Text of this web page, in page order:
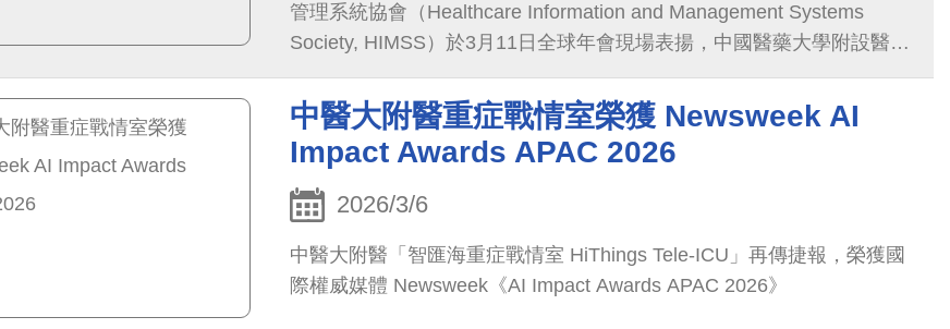
管理系統協會（Healthcare Information and Management Systems
Society, HIMSS）於3月11日全球年會現場表揚，中國醫藥大學附設醫院
於2025年數位健康指標（Digital Health Indicator, DHI）評比中，以 400
分滿分、四大面向皆達100% 的成績，成為 2025年全球唯一獲得DHI滿
分的醫療機構，亦是全台唯一二度獲得DHI滿分並完成HIMSS四項Stage
7最高等級認證的醫院，展現智慧醫院建置與數位轉型成果已達國際水
準。
中醫大附醫重症戰情室榮獲 Newsweek AI
Impact Awards APAC 2026
2026/3/6
中醫大附醫「智匯海重症戰情室 HiThings Tele-ICU」再傳捷報，榮獲國
際權威媒體 Newsweek《AI Impact Awards APAC 2026》